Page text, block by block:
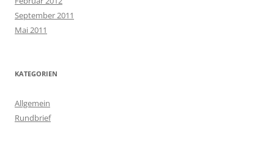
September 2011
Mai 2011
KATEGORIEN
Allgemein
Rundbrief